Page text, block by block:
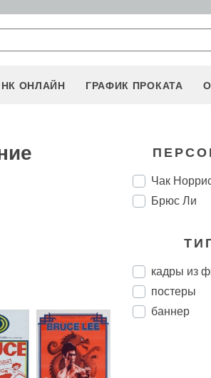
НК ОНЛАЙН ГРАФИК ПРОКАТА
Чак
Брюс Ли
кадры из
постеры
баннер